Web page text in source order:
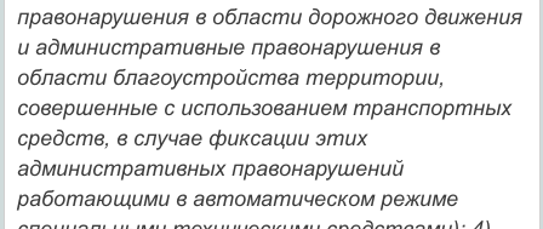
правонарушения в области дорожного движения
и административные правонарушения в
области благоустройства территории,
совершенные с использованием транспортных
средств, в случае фиксации этих
административных правонарушений
работающими в автоматическом режиме